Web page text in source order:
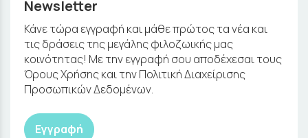
Newsletter
Κάνε τώρα εγγραφή και μάθε πρώτος τα νέα και
τις δράσεις της μεγάλης φιλοζωικής μας
κοινότητας! Με την εγγραφή σου αποδέχεσαι τους
Όρους Χρήσης και την Πολιτική Διαχείρισης
Προσωπικών Δεδομένων.
Εγγραφή